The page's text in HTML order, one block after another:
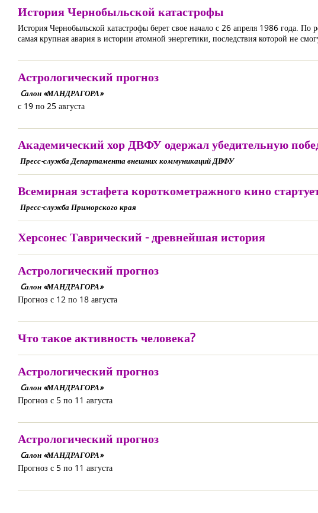
История Чернобыльской катастрофы
История Чернобыльской катастрофы берет свое начало с 26 апреля 1986 года.
самая крупная авария в истории атомной энергетики, последствия которой не
Астрологический прогноз
Cалон «МАНДРАГОРА»
с 19 по 25 августа
Академический хор ДВФУ одержал убедительную
Пресс-служба Департамента внешних коммуникаций ДВФУ
Всемирная эстафета короткометражного кино
Пресс-служба Приморского края
Херсонес Таврический - древнейшая история
Астрологический прогноз
Cалон «МАНДРАГОРА»
Прогноз с 12 по 18 августа
Что такое активность человека?
Астрологический прогноз
Cалон «МАНДРАГОРА»
Прогноз с 5 по 11 августа
Астрологический прогноз
Cалон «МАНДРАГОРА»
Прогноз с 5 по 11 августа